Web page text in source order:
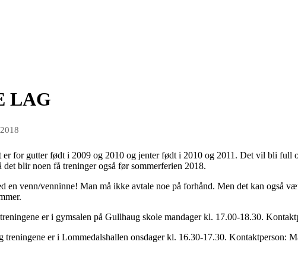
LAG
for gutter født i 2009 og 2010 og jenter født i 2010 og 2011. Det vil bli full
blir noen få treninger også før sommerferien 2018.
en venn/venninne! Man må ikke avtale noe på forhånd. Men det kan også
er i gymsalen på Gullhaug skole mandager kl. 17.00-18.30.
treningene er i Lommedalshallen onsdager kl. 16.30-17.30. Kontaktperson: